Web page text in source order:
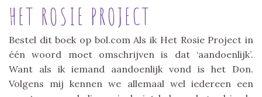
HET ROSIE PROJECT
Bestel dit boek op bol.com Als ik Het Rosie Project in
één woord moet omschrijven is dat ‘aandoenlijk’.
Want als ik iemand aandoenlijk vond is het Don.
Volgens mij kennen we allemaal wel iedereen een